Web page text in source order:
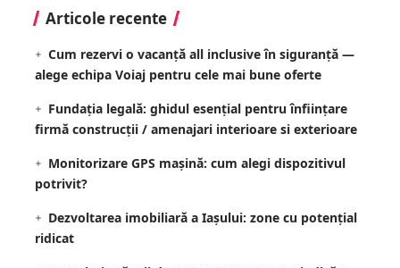
Articole recente
Cum rezervi o vacanță all inclusive în siguranță —
alege echipa Voiaj pentru cele mai bune oferte
Fundația legală: ghidul esențial pentru înființare
firmă construcții / amenajari interioare si exterioare
Monitorizare GPS mașină: cum alegi dispozitivul
potrivit?
Dezvoltarea imobiliară a Iașului: zone cu potențial
ridicat